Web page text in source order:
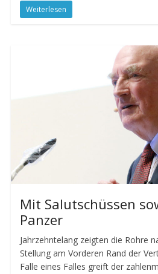
Weiterlesen
Mit Salutschüssen
Panzer
Jahrzehntelang zeigten die Rohre
Stellung am Vorderen Rand der
Falle eines Falles greift der